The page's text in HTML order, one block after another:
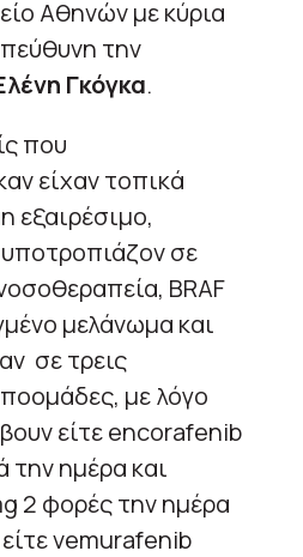
Αθηνών με κύρια
την
Γκόγκα.
που
είχαν τοπικά
εξαιρέσιμο,
σε
BRAF
μελάνωμα και
σε τρεις
με λόγο
είτε encorafenib
την ημέρα και
2 φορές την ημέρα
vemurafenib